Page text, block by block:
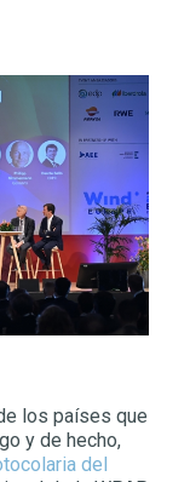
los países que
y de hecho,
del